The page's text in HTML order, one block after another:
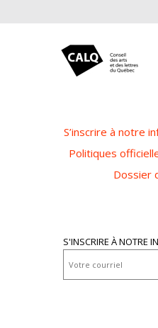
S’inscrire à notre
Politiques
Dossier
S'INSCRIRE À NOTRE